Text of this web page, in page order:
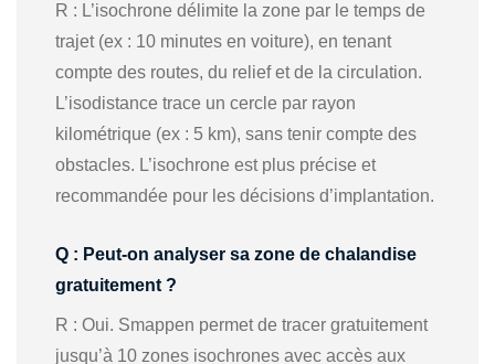
R : L’isochrone délimite la zone par le temps de
trajet (ex : 10 minutes en voiture), en tenant
compte des routes, du relief et de la circulation.
L’isodistance trace un cercle par rayon
kilométrique (ex : 5 km), sans tenir compte des
obstacles. L’isochrone est plus précise et
recommandée pour les décisions d’implantation.
Q : Peut-on analyser sa zone de chalandise
gratuitement ?
R : Oui. Smappen permet de tracer gratuitement
jusqu’à 10 zones isochrones avec accès aux